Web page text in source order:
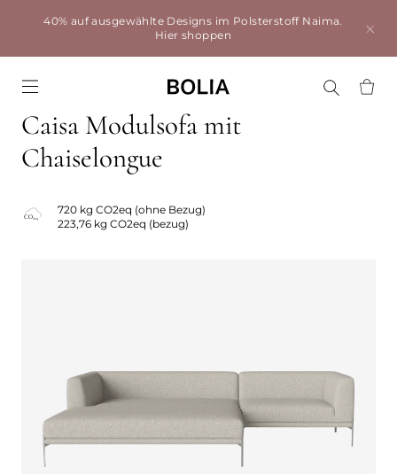
40% auf ausgewählte Designs im Polsterstoff Naima.
Hier shoppen
Caisa Modulsofa mit
Chaiselongue
720 kg CO2eq (ohne Bezug)
223,76 kg CO2eq (bezug)